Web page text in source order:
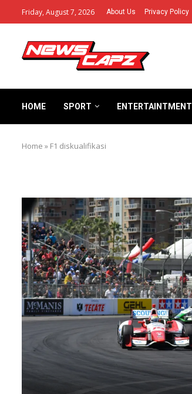
Friday, August 7, 2026 About Us Privacy Policy
HOME SPORT ENTERTAINTMENT
Home » F1 diskualifikasi